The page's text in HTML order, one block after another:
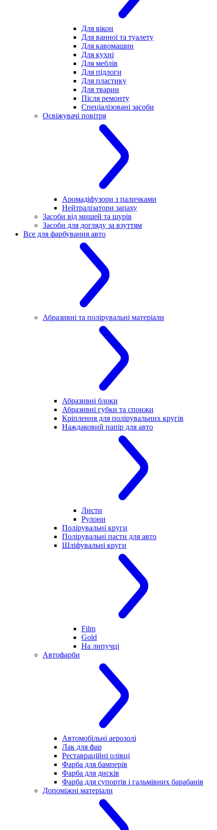
Для вікон
Для ванної та туалету
Для кавомашин
Для кухні
Для меблів
Для підлоги
Для пластику
Для тварин
Після ремонту
Спеціалізовані засоби
Освіжувачі повітря
Аромадіфузори з паличками
Нейтралізатори запаху
Засоби від мишей та щурів
Засоби для догляду за взуттям
Все для фарбування авто
Абразивні та полірувальні матеріали
Абразивні блоки
Абразивні губки та спонжи
Кріплення для полірувальних кругів
Наждаковий папір для авто
Листи
Рулони
Полірувальні круги
Полірувальні пасти для авто
Шліфувальні круги
Film
Gold
На липучці
Автофарби
Автомобільні аерозолі
Лак для фар
Реставраційні олівці
Фарба для бамперів
Фарба для дисків
Фарба для супортів і гальмівних барабанів
Допоміжні матеріали